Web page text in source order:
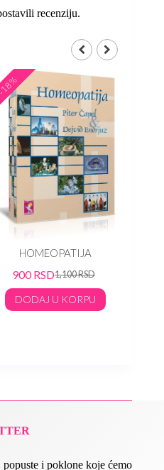
recenziju.
HOMEOPATIJA
1,100RSD
900RSD
DODAJ U KORPU
i poklone koje ćemo